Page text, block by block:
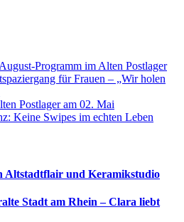
Programm im Alten Postlager
für Frauen – „Wir holen
Postlager am 02. Mai
Keine Swipes im echten Leben
Altstadtflair und Keramikstudio
Stadt am Rhein – Clara liebt